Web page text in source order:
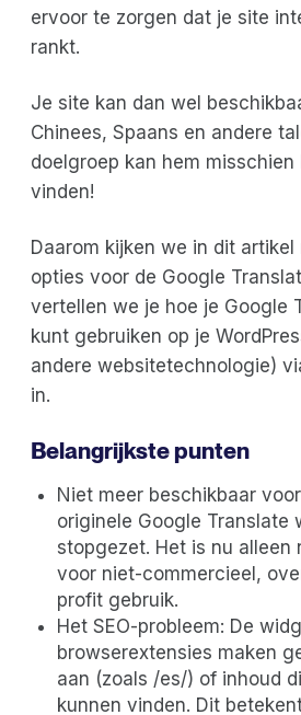
ervoor te zorgen dat je site
rankt.
Je site kan dan wel
Chinees, Spaans en andere
doelgroep kan hem
vinden!
Daarom kijken we in dit artikel
opties voor de Google
vertellen we je hoe je Google
kunt gebruiken op je
andere websitetechnologie)
in.
Belangrijkste punten
Niet meer beschikbaar
originele Google Translate
stopgezet. Het is nu alleen
voor niet-commercieel,
profit gebruik.
Het SEO-probleem: De
browserextensies maken
aan (zoals /es/) of inhoud
kunnen vinden. Dit